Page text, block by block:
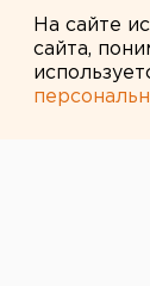
На сайте
сайта,